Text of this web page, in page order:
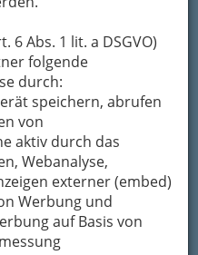
6 Abs. 1 lit. a DSGVO)
folgende
durch:
speichern, abrufen
von
aktiv durch das
Webanalyse,
externer (embed)
Werbung und
auf Basis von
und